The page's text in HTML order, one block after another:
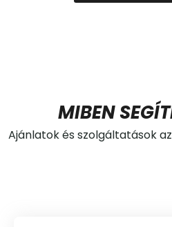
MIBEN
Ajánlatok és szolgáltatások